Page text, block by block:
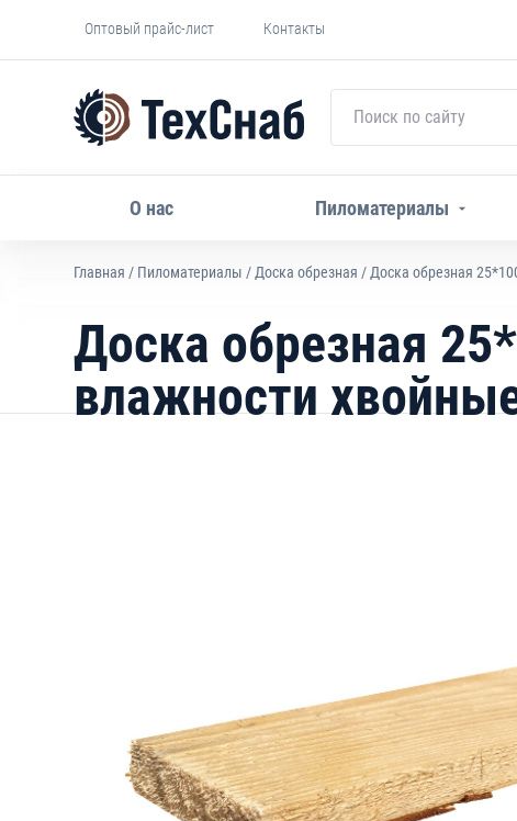
Оптовый прайс-лист Контакты
О нас Пиломатериалы
Главная / Пиломатериалы / Доска обрезная / Доска обрезная
Доска обрезная
влажности